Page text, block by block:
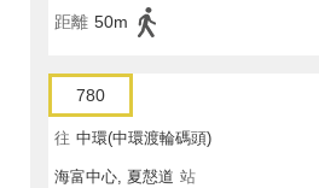
距離 50m
780
往 中環(中環渡輪碼頭)
海富中心, 夏慤道 站